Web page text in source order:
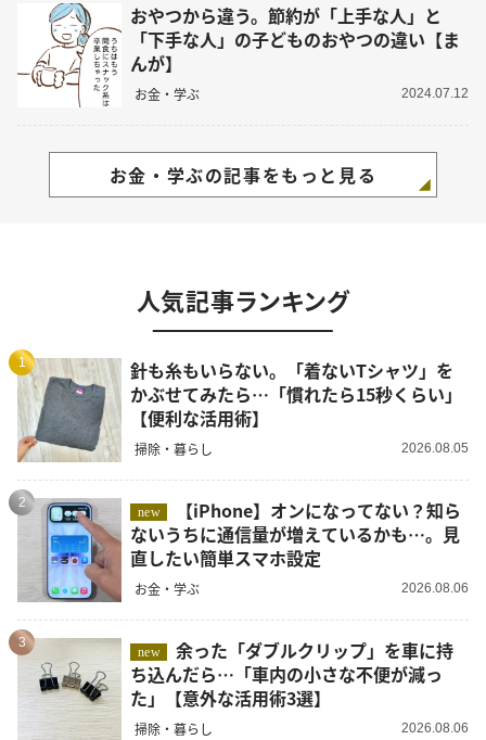
おやつから違う。節約が「上手な人」と
「下手な人」の子どものおやつの違い【ま
んが】
お金・学ぶ 2024.07.12
お金・学ぶの記事をもっと見る
人気記事ランキング
1
針も糸もいらない。「着ないTシャツ」を
かぶせてみたら…「慣れたら15秒くらい」
【便利な活用術】
掃除・暮らし 2026.08.05
2
new
ないうちに通信量が増えているかも…。見
直したい簡単スマホ設定
お金・学ぶ 2026.08.06
3
new
余った「ダブルクリップ」を車に持
ち込んだら…「車内の小さな不便が減っ
た」【意外な活用術3選】
掃除・暮らし 2026.08.06